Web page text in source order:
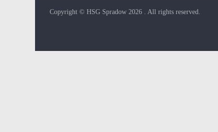
Copyright © HSG Spradow 2026 . All rights reserved.